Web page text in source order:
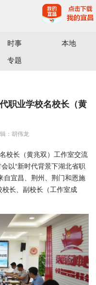
时事
本地
专题
职业学校名校长（黄
：胡伟龙
校长（黄兆双）工作室交流
以“新时代背景下湖北省职
自宜昌、荆州、荆门和恩施
长、副校长（工作室成